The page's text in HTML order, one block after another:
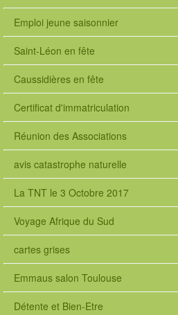
Emploi jeune saisonnier
Saint-Léon en fête
Caussidières en fête
Certificat d'immatriculation
Réunion des Associations
avis catastrophe naturelle
La TNT le 3 Octobre 2017
Voyage Afrique du Sud
cartes grises
Emmaus salon Toulouse
Détente et Bien-Etre